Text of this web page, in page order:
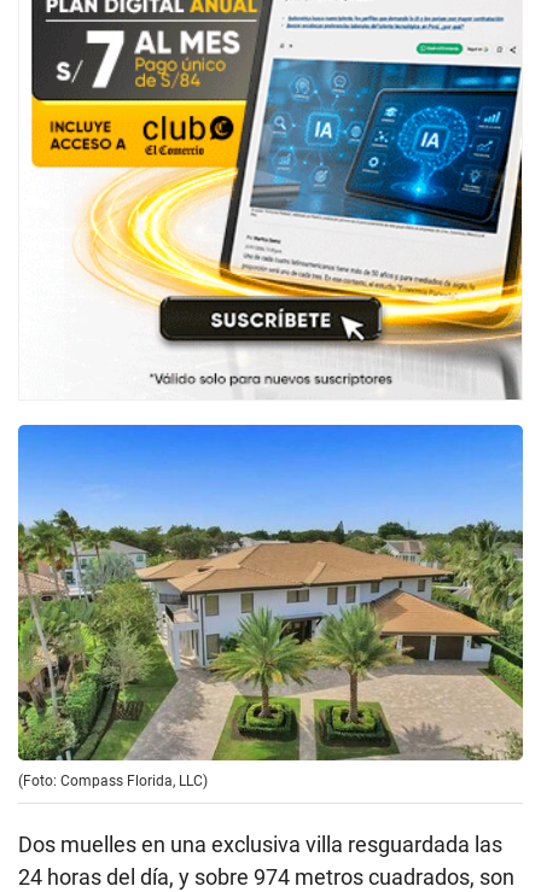
(Foto: Compass Florida, LLC)
Dos muelles en una exclusiva villa resguardada las
24 horas del día, y sobre 974 metros cuadrados, son